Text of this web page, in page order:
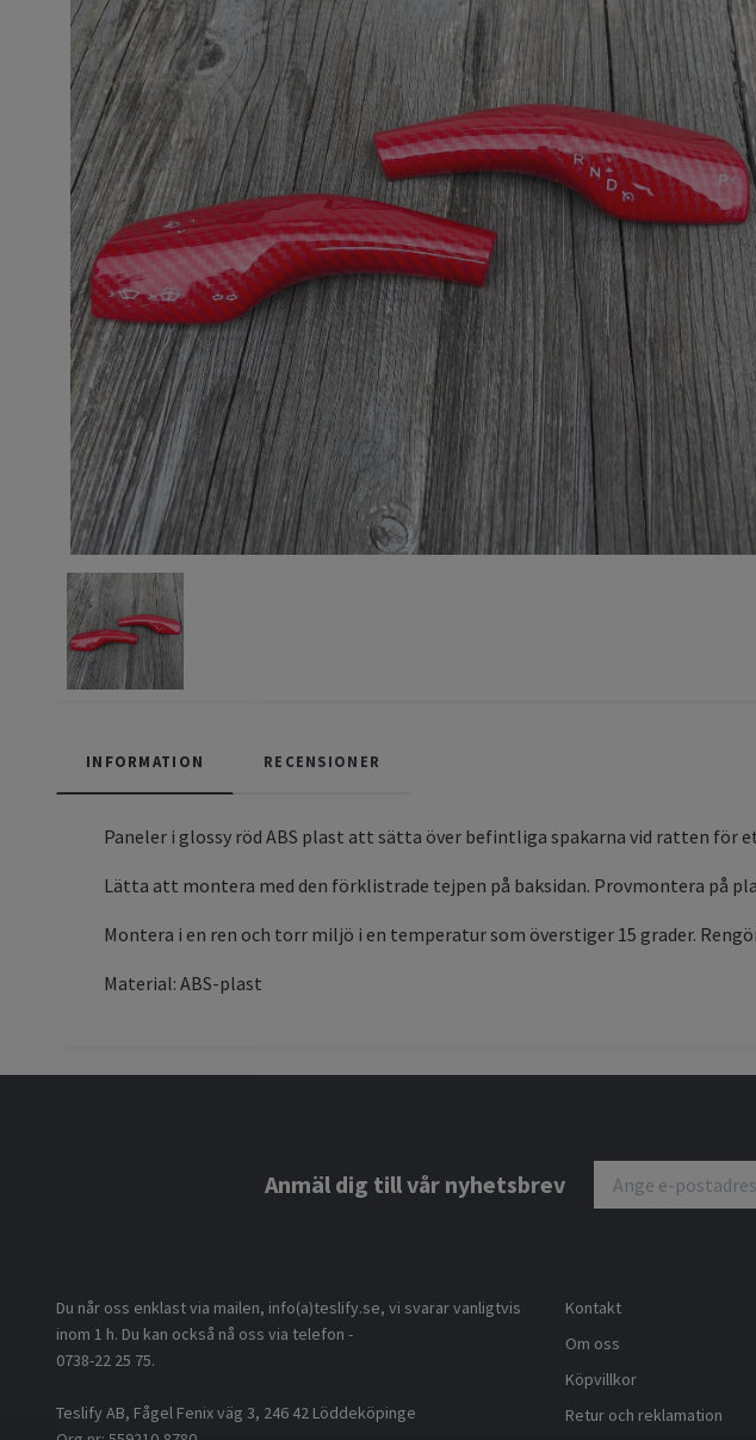
INFORMATION RECENSIONER
Paneler i glossy röd ABS plast att sätta över befintliga spakarna vid ratten för
Lätta att montera med den förklistrade tejpen på baksidan. Provmontera på
Montera i en ren och torr miljö i en temperatur som överstiger 15 grader.
Material: ABS-plast
Anmäl dig till vår nyhetsbrev
Du når oss enklast via mailen, info(a)teslify.se, vi svarar vanligtvis
inom 1 h. Du kan också nå oss via telefon -
0738-22 25 75.
Teslify AB, Fågel Fenix väg 3, 246 42 Löddeköpinge
Kontakt
Om oss
Köpvillkor
Retur och reklamation